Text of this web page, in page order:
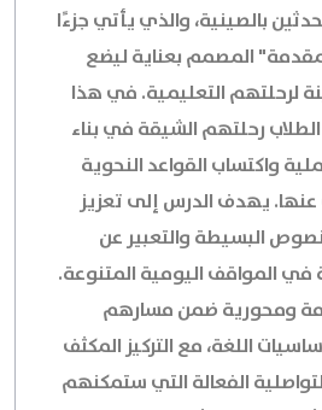
بالصينية، والذي يأتي جزءًا
المصمم بعناية ليضع
لرحلتهم التعليمية. في هذا
رحلتهم الشيقة في بناء
واكتساب القواعد النحوية
عنها. يهدف الدرس إلى تعزيز
البسيطة والتعبير عن
المواقف اليومية المتنوعة.
ومحورية ضمن مسارهم
اللغة، مع التركيز المكثف
الفعالة التي ستمكنهم